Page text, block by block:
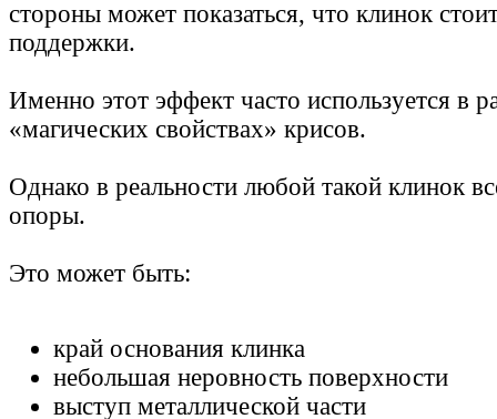
стороны может показаться, что клинок
поддержки.
Именно этот эффект часто используется в
«магических свойствах» крисов.
Однако в реальности любой такой клинок
опоры.
Это может быть:
край основания клинка
небольшая неровность поверхности
выступ металлической части